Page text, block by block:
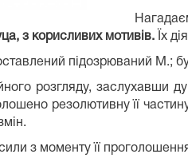
з корисливих мотивів. Їх
підозрюваний М.;
розгляду, заслухавши
резолютивну її
з моменту її